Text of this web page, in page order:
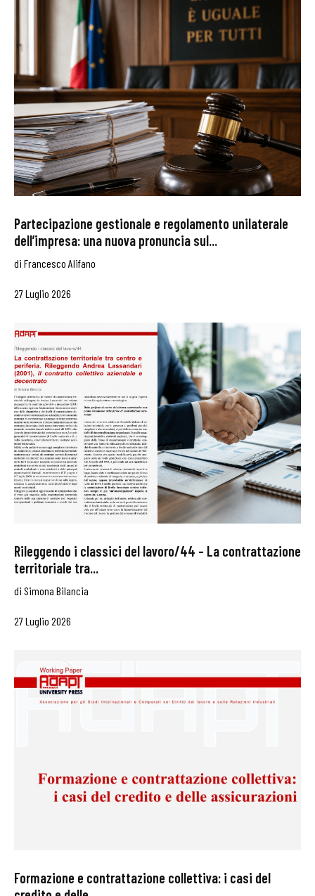
Partecipazione gestionale e regolamento unilaterale
dell’impresa: una nuova pronuncia sul...
di Francesco Alifano
27 Luglio 2026
Rileggendo i classici del lavoro/44 – La contrattazione
territoriale tra...
di Simona Bilancia
27 Luglio 2026
Formazione e contrattazione collettiva: i casi del